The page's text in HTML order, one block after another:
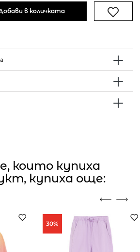
в количката
които купиха
купиха още:
30%